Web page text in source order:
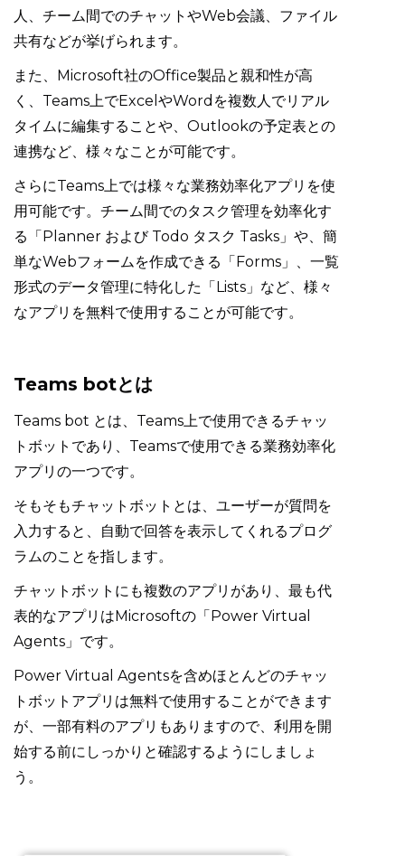
人、チーム間でのチャットやWeb会議、ファイル
共有などが挙げられます。
また、Microsoft社のOffice製品と親和性が高
く、Teams上でExcelやWordを複数人でリアル
タイムに編集することや、Outlookの予定表との
連携など、様々なことが可能です。
さらにTeams上では様々な業務効率化アプリを使
用可能です。チーム間でのタスク管理を効率化す
る「Planner および Todo タスク Tasks」や、簡
単なWebフォームを作成できる「Forms」、一覧
形式のデータ管理に特化した「Lists」など、様々
なアプリを無料で使用することが可能です。
Teams botとは
Teams bot とは、Teams上で使用できるチャッ
トボットであり、Teamsで使用できる業務効率化
アプリの一つです。
そもそもチャットボットとは、ユーザーが質問を
入力すると、自動で回答を表示してくれるプログ
ラムのことを指します。
チャットボットにも複数のアプリがあり、最も代
表的なアプリはMicrosoftの「Power Virtual
Agents」です。
Power Virtual Agentsを含めほとんどのチャッ
トボットアプリは無料で使用することができます
が、一部有料のアプリもありますので、利用を開
始する前にしっかりと確認するようにしましょ
う。